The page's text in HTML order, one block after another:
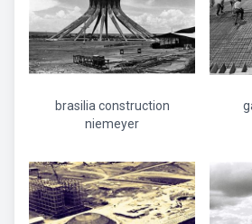
brasilia construction
niemeyer